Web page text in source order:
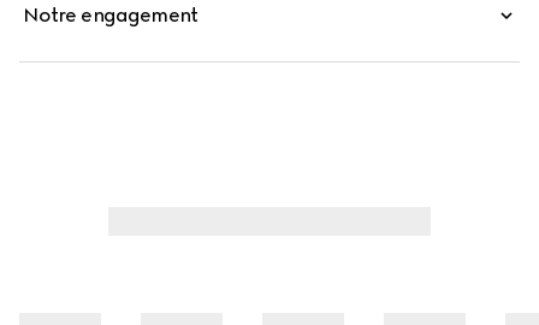
Notre engagement